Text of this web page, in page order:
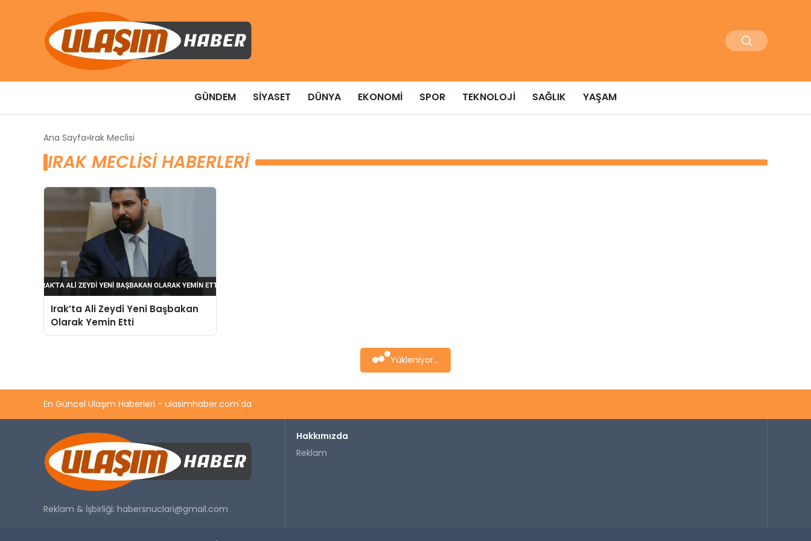
GÜNDEM SIYASET DÜNYA EKONOMI SPOR TEKNOLOJI SAĞLIK YAŞAM
Ana Sayfa Irak Meclisi
IRAK MECLISI HABERLERI
Irak’ta Ali Zeydi Yeni Başbakan
Olarak Yemin Etti
Yükleniyor...
En Güncel Ulaşım Haberleri - ulasimhaber.com'da
Reklam & İşbirliği: habersnuclari@gmail.com
Hakkımızda
Reklam